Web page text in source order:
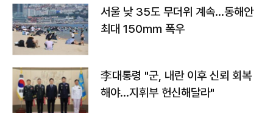
서울 낮 35도 무더위 계속…동해안
최대 150㎜ 폭우
李대통령 "군, 내란 이후 신뢰 회복
해야…지휘부 헌신해달라"